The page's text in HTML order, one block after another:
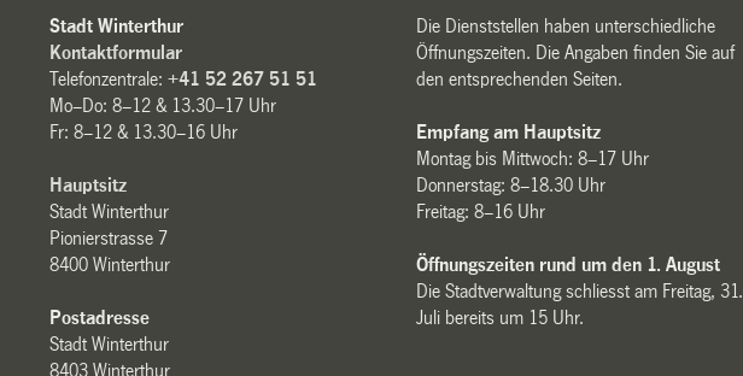
Stadt Winterthur
Kontaktformular
Telefonzentrale:+41 52 267 51 51
Mo–Do: 8–12 & 13.30–17 Uhr
Fr: 8–12 & 13.30–16 Uhr
Hauptsitz
Stadt Winterthur
Pionierstrasse 7
8400 Winterthur
Postadresse
Stadt Winterthur
8403 Winterthur
Die Dienststellen haben unterschiedliche
Öffnungszeiten. Die Angaben finden Sie auf
den entsprechenden Seiten.
Empfang am Hauptsitz
Montag bis Mittwoch: 8–17 Uhr
Donnerstag: 8–18.30 Uhr
Freitag: 8–16 Uhr
Öffnungszeiten rund um den 1. August
Die Stadtverwaltung schliesst am Freitag, 31.
Juli bereits um 15 Uhr.